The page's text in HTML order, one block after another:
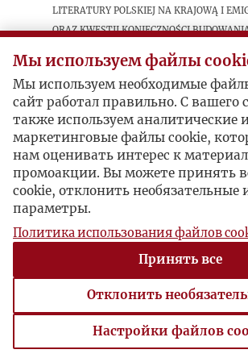
literatury polskiej na krajową i
oraz kwestii konieczności
Postacie
Bohater:Kazimierz
Bohater:Julian Przyboś
Bohater:Maria Dąbrowska
Bohater: Jarosław
Autor publikacji:Zygmunt
Мы используем файлы
Мы используем необходимые
сайт работал правильно. С вашего
также используем аналитические
маркетинговые файлы cookie,
нам оценивать интерес к
промоакции. Вы можете принять
cookie, отклонить необязательные
параметры.
Политика использования файлов
Принять все
Отклонить
Настройки файлов
Настройки файлов cookie